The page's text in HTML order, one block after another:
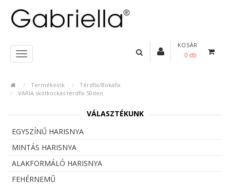
KOSÁR
0 db
Termékeink
Térdfix/Bokafix
VARIA skótkockás térdfix 50den
VÁLASZTÉKUNK
EGYSZÍNŰ HARISNYA
MINTÁS HARISNYA
ALAKFORMÁLÓ HARISNYA
FEHÉRNEMŰ